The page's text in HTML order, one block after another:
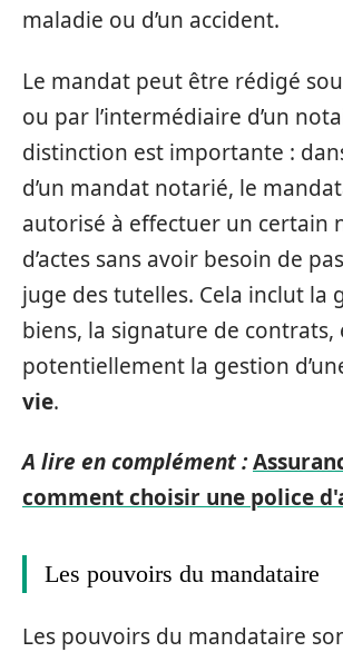
maladie ou d’un accident.
Le mandat peut être rédigé
ou par l’intermédiaire d’un
distinction est importante :
d’un mandat notarié, le
autorisé à effectuer un certain
d’actes sans avoir besoin de
juge des tutelles. Cela inclut la
biens, la signature de contrats,
potentiellement la gestion
vie.
A lire en complément :
comment choisir une police
Les pouvoirs du mandataire
Les pouvoirs du mandataire